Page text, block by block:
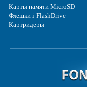
Карты памяти MicroSD
Флешки i-FlashDrive
Картридеры